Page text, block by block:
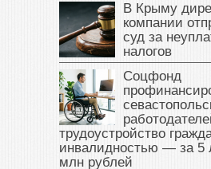
В Крыму
компании
суд за
налогов
Соцфонд
трудоустройство
инвалидностью — за 5
млн рублей